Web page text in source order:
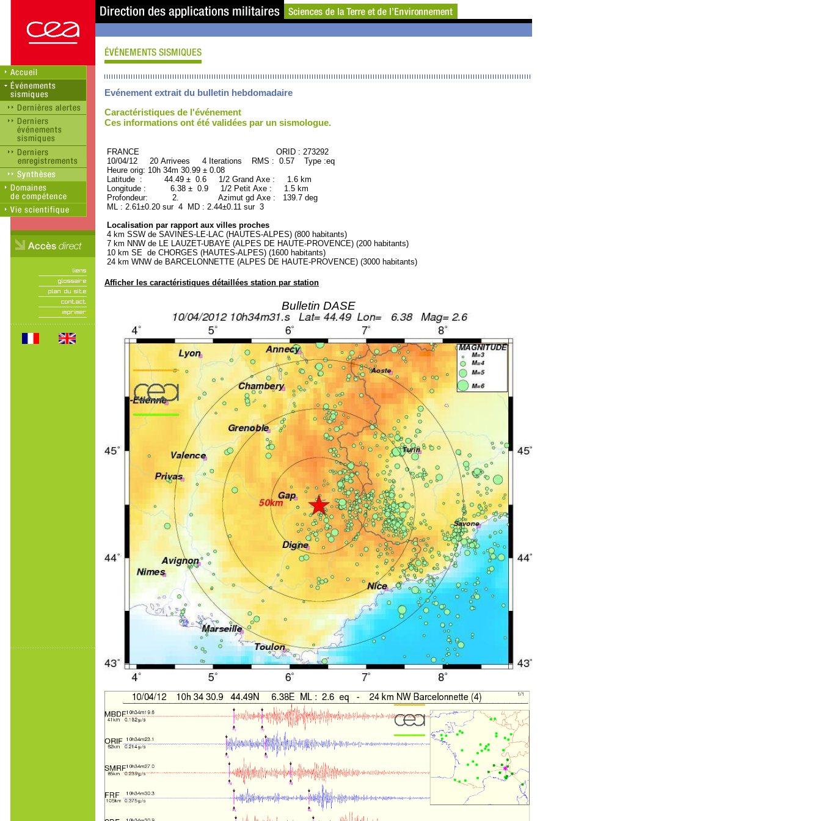
Evénement extrait du bulletin hebdomadaire
Caractéristiques de l'événement
Ces informations ont été validées par un sismologue.
FRANCE ORID : 273292
10/04/12 20 Arrivees 4 Iterations RMS : 0.57 Type :eq
Heure orig: 10h 34m 30.99 ± 0.08
Latitude : 44.49 ± 0.6 1/2 Grand Axe : 1.6 km
Longitude : 6.38 ± 0.9 1/2 Petit Axe : 1.5 km
Profondeur: 2. Azimut gd Axe : 139.7 deg
ML : 2.61±0.20 sur 4 MD : 2.44±0.11 sur 3
Localisation par rapport aux villes proches
4 km SSW de SAVINES-LE-LAC (HAUTES-ALPES) (800 habitants)
7 km NNW de LE LAUZET-UBAYE (ALPES DE HAUTE-PROVENCE) (200 habitants)
10 km SE de CHORGES (HAUTES-ALPES) (1600 habitants)
24 km WNW de BARCELONNETTE (ALPES DE HAUTE-PROVENCE) (3000 habitants)
Afficher les caractéristiques détaillées station par station
Bulletin DASE